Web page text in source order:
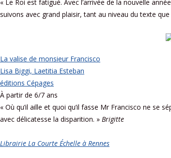
« Le Roi est fatigué. Avec l’arrivée de la nouvelle
suivons avec grand plaisir, tant au niveau du texte
La valise de monsieur Francisco
Lisa Biggi, Laetitia Esteban
éditions Cépages
À partir de 6/7 ans
« Où qu’il aille et quoi qu’il fasse Mr Francisco ne se
avec délicatesse la disparition. » Brigitte
Librairie La Courte Échelle à Rennes